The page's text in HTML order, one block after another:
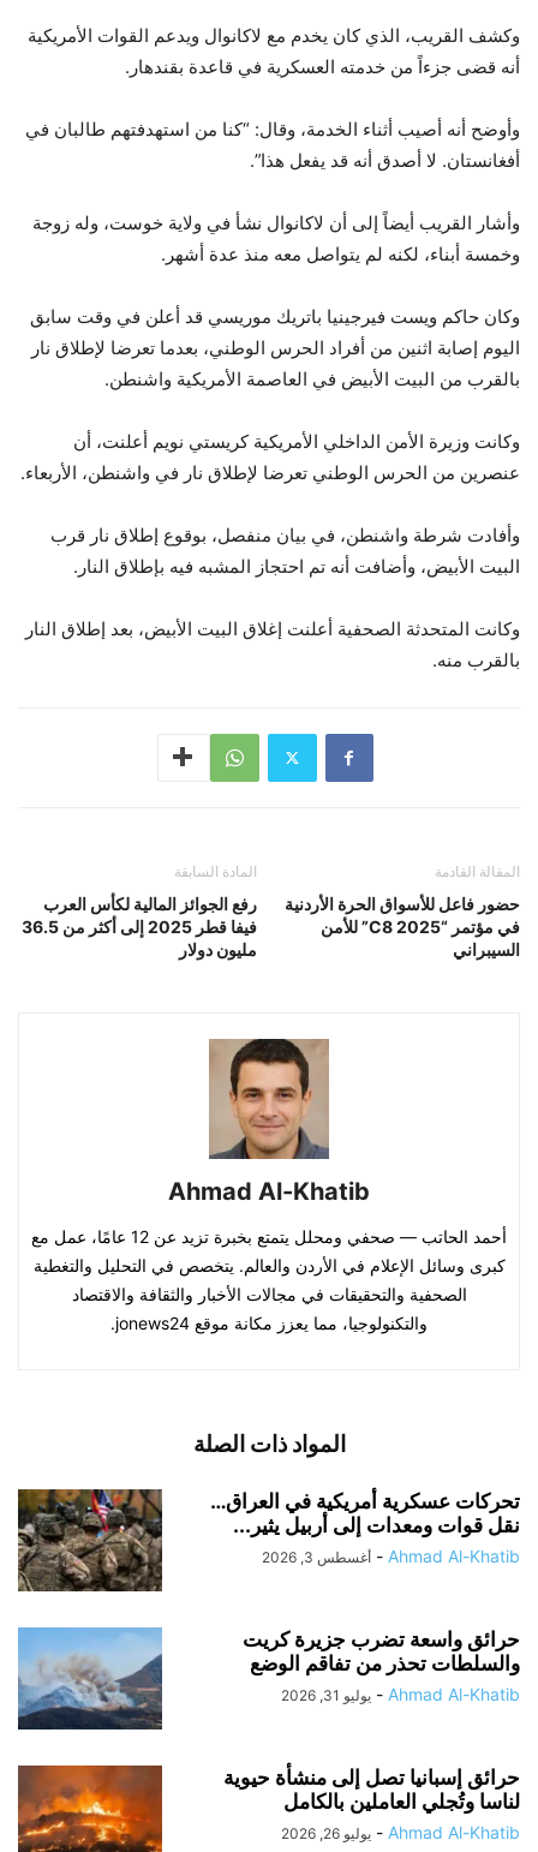
وكشف القريب، الذي كان يخدم مع لاكانوال ويدعم القوات الأمريكية
أنه قضى جزءاً من خدمته العسكرية في قاعدة بقندهار.
وأوضح أنه أصيب أثناء الخدمة، وقال: “كنا من استهدفتهم طالبان في
أفغانستان. لا أصدق أنه قد يفعل هذا”.
وأشار القريب أيضاً إلى أن لاكانوال نشأ في ولاية خوست، وله زوجة
وخمسة أبناء، لكنه لم يتواصل معه منذ عدة أشهر.
وكان حاكم ويست فيرجينيا باتريك موريسي قد أعلن في وقت سابق
اليوم إصابة اثنين من أفراد الحرس الوطني، بعدما تعرضا لإطلاق نار
بالقرب من البيت الأبيض في العاصمة الأمريكية واشنطن.
وكانت وزيرة الأمن الداخلي الأمريكية كريستي نويم أعلنت، أن
عنصرين من الحرس الوطني تعرضا لإطلاق نار في واشنطن، الأربعاء.
وأفادت شرطة واشنطن، في بيان منفصل، بوقوع إطلاق نار قرب
البيت الأبيض، وأضافت أنه تم احتجاز المشبه فيه بإطلاق النار.
وكانت المتحدثة الصحفية أعلنت إغلاق البيت الأبيض، بعد إطلاق النار
بالقرب منه.
المادة السابقة
رفع الجوائز المالية لكأس العرب
فيفا قطر 2025 إلى أكثر من 36.5
مليون دولار
المقالة القادمة
حضور فاعل للأسواق الحرة الأردنية
في مؤتمر “C8 2025” للأمن
السيبراني
Ahmad Al-Khatib
أحمد الحاتب — صحفي ومحلل يتمتع بخبرة تزيد عن 12 عامًا، عمل مع
كبرى وسائل الإعلام في الأردن والعالم. يتخصص في التحليل والتغطية
الصحفية والتحقيقات في مجالات الأخبار والثقافة والاقتصاد
والتكنولوجيا، مما يعزز مكانة موقع jonews24.
المواد ذات الصلة
تحركات عسكرية أمريكية في العراق…
نقل قوات ومعدات إلى أربيل يثير...
Ahmad Al-Khatib
- أغسطس 3, 2026
حرائق واسعة تضرب جزيرة كريت
والسلطات تحذر من تفاقم الوضع
Ahmad Al-Khatib
- يوليو 31, 2026
حرائق إسبانيا تصل إلى منشأة حيوية
لناسا وتُجلي العاملين بالكامل
Ahmad Al-Khatib
- يوليو 26, 2026